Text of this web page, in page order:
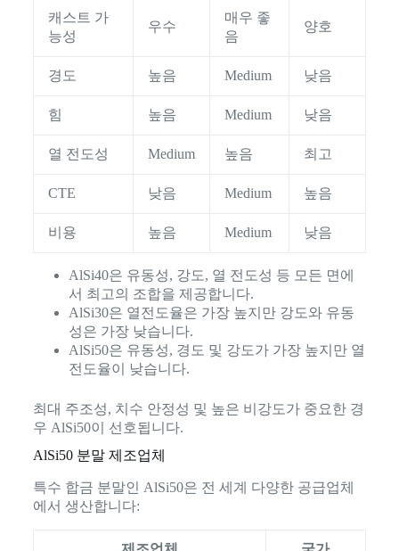
캐스트 가
능성
우수
매우 좋
음
양호
경도 높음 Medium 낮음
힘 높음 Medium 낮음
열 전도성 Medium 높음 최고
CTE 낮음 Medium 높음
비용 높음 Medium 낮음
AlSi40은 유동성, 강도, 열 전도성 등 모든 면에
서 최고의 조합을 제공합니다.
AlSi30은 열전도율은 가장 높지만 강도와 유동
성은 가장 낮습니다.
AlSi50은 유동성, 경도 및 강도가 가장 높지만 열
전도율이 낮습니다.
최대 주조성, 치수 안정성 및 높은 비강도가 중요한 경
우 AlSi50이 선호됩니다.
AlSi50 분말 제조업체
특수 합금 분말인 AlSi50은 전 세계 다양한 공급업체
에서 생산합니다: